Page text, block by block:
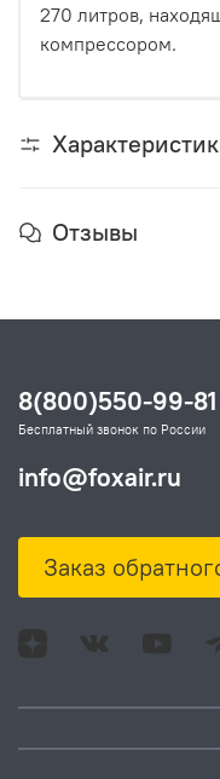
270 литров,
компрессором.
Отзывы
8(800)550-99-81
Бесплатный звонок по России
info@foxair.ru
Заказ